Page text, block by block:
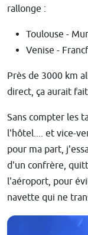
rallonge :
Toulouse -
Venise -
Près de 3000 km
direct, ça aurait
Sans compter les
l'hôtel.... et vice-
pour ma part,
d'un confrère,
l'aéroport, pour
navette qui ne